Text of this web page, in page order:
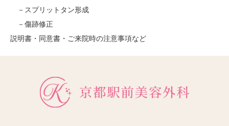
スプリットタン形成
傷跡修正
説明書・同意書・ご来院時の注意事項など